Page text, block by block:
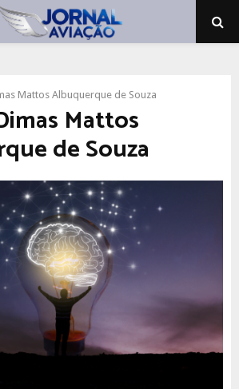
Mattos Albuquerque de Souza
Mattos
de Souza